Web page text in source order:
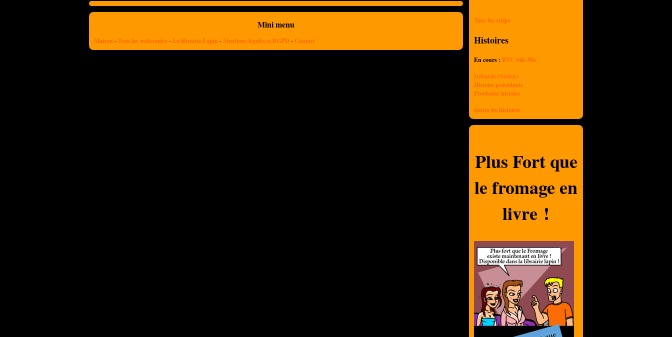
Mini menu
Maison -Tous les webcomics - La librairie Lapin - Mentions légales et RGPD - Contact
Tous les strips
Histoires
En cours : BTC 546-586
Début de l'histoire
Histoire précédente
Prochaine histoire
toutes les histoires
Plus Fort que
le fromage en
livre !